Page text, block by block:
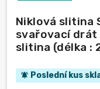
Niklová slitina
svařovací drát
slitina (délka :
notifications_active Poslední kus